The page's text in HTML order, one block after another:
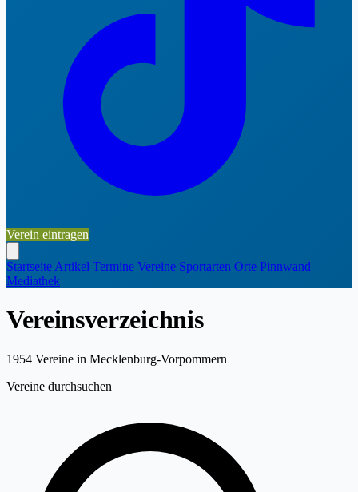
Verein eintragen
Startseite Artikel Termine Vereine Sportarten Orte Pinnwand
Mediathek
Vereinsverzeichnis
1954 Vereine in Mecklenburg-Vorpommern
Vereine durchsuchen